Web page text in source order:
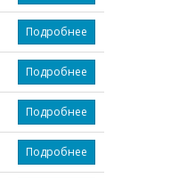
Подробнее
Подробнее
Подробнее
Подробнее